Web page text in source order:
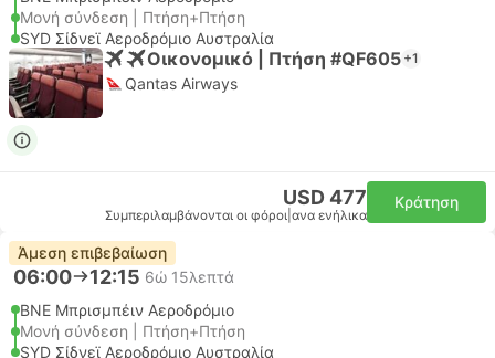
Μονή σύνδεση | Πτήση+Πτήση
SYD Σίδνεϊ Αεροδρόμιο Αυστραλία
Οικονομικό | Πτήση #QF605 +1
Qantas Airways
USD 477
Συμπεριλαμβάνονται οι φόροι ανα ενήλικα
Κράτηση
Άμεση επιβεβαίωση
06:00 12:15 6ώ 15λεπτά
BNE Μπρισμπέιν Αεροδρόμιο
Μονή σύνδεση | Πτήση+Πτήση
SYD Σίδνεϊ Αεροδρόμιο Αυστραλία